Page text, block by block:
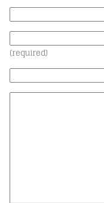
(required)